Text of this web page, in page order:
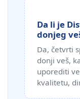
Da li je
donjeg
Da, četvrti
donji veš,
uporediti
kvalitetu,